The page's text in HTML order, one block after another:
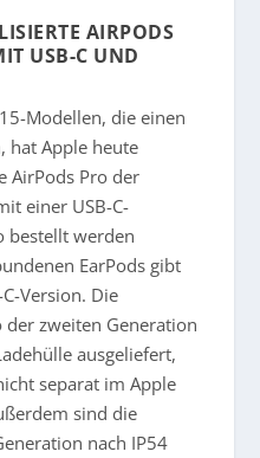
AIRPODS
USB-C UND
Modellen, die einen
hat Apple heute
AirPods Pro der
einer USB-C-
bestellt werden
EarPods gibt
Version. Die
zweiten Generation
ausgeliefert,
separat im Apple
sind die
nach IP54